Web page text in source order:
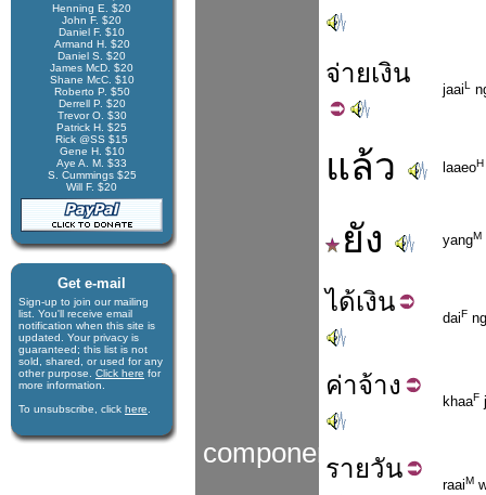
Henning E. $20
John F. $20
Daniel F. $10
Armand H. $20
Daniel S. $20
James McD. $20
Shane McC. $10
Roberto P. $50
Derrell P. $20
Trevor O. $30
Patrick H. $25
Rick @SS $15
Gene H. $10
Aye A. M. $33
S. Cummings $25
Will F. $20
Get e-mail
Sign-up to join our mail­ing
list. You'll receive e­mail
notification when this site is
updated. Your privacy is
guaran­teed; this list is not
sold, shared, or used for any
other purpose. Click here for
more infor­mation.
To unsubscribe, click here
components
จ่ายเงิน
jaaiL
แล้ว laaeoH
ยัง yangM
ได้เงิน
daiF
ค่าจ้าง
khaaF
รายวัน
raaiM